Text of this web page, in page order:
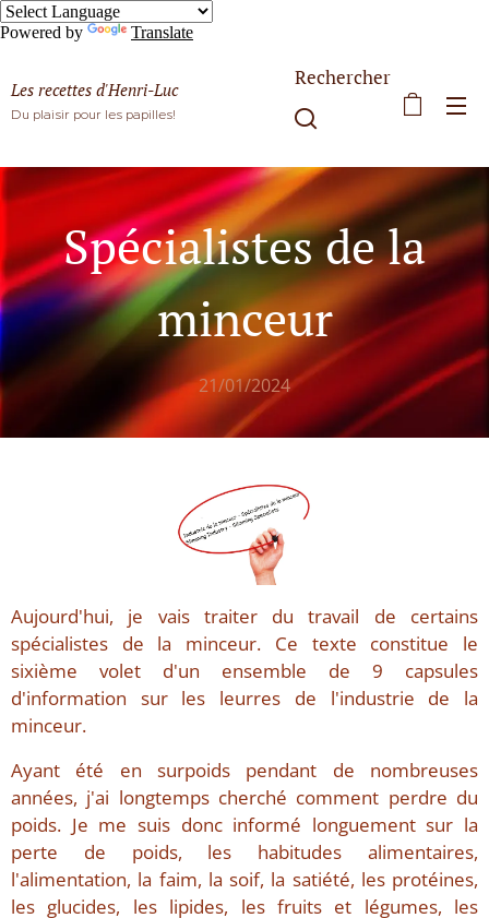
Powered by Translate
Les recettes d'Henri-Luc
Du plaisir pour les papilles!
Rechercher
Spécialistes de la
minceur
21/01/2024
Aujourd'hui, je vais traiter du travail de certains
spécialistes de la minceur. Ce texte constitue le
sixième volet d'un ensemble de 9 capsules
d'information sur les leurres de l'industrie de la
minceur.
Ayant été en surpoids pendant de nombreuses
années, j'ai longtemps cherché comment perdre du
poids. Je me suis donc informé longuement sur la
perte de poids, les habitudes alimentaires,
l'alimentation, la faim, la soif, la satiété, les protéines,
les glucides, les lipides, les fruits et légumes, les